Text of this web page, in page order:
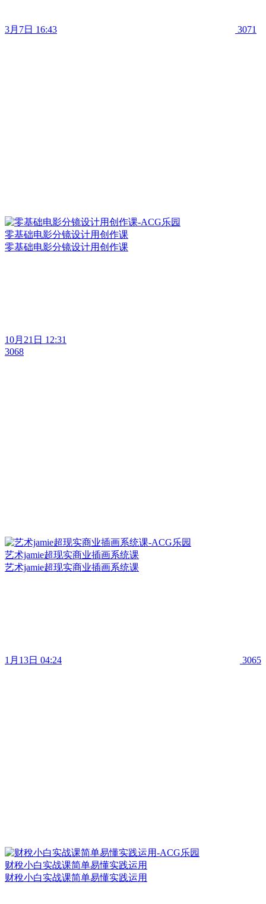
3月7日 16:43 3071
零基础电影分镜设计用创作课
零基础电影分镜设计用创作课
10月21日 12:31
3068
艺术jamie超现实商业插画系统课
艺术jamie超现实商业插画系统课
1月13日 04:24 3065
财稅小白实战课简单易懂实践运用
财稅小白实战课简单易懂实践运用